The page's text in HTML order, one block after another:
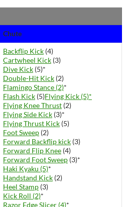
Chute
Backflip Kick (4)
Cartwheel Kick (3)
Dive Kick (5)*
Double-Hit Kick (2)
Flamingo Stance (2)*
Flash Kick (5)Flying Kick (5)*
Flying Knee Thrust (2)
Flying Side Kick (3)*
Flying Thrust Kick (5)
Foot Sweep (2)
Forward Backflip kick (3)
Forward Flip Knee (4)
Forward Foot Sweep (3)*
Haki Kyaku (5)*
Handstand Kick (2)
Heel Stamp (3)
Kick Roll (2)*
Razor Edge Slicer (4)*